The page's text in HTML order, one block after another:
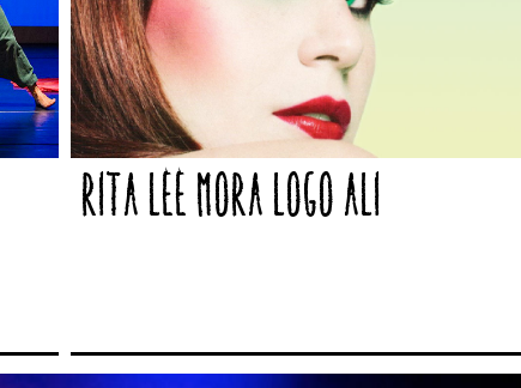
Rita Lee mora logo ali